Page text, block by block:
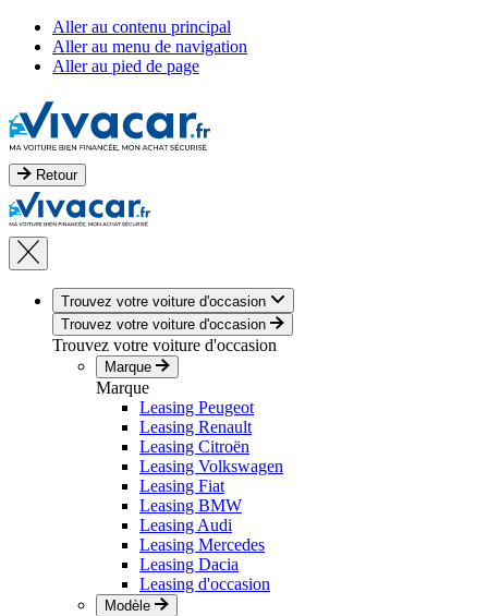
Aller au contenu principal
Aller au menu de navigation
Aller au pied de page
Retour
Trouvez votre voiture d'occasion
Trouvez votre voiture d'occasion
Trouvez votre voiture d'occasion
Marque
Marque
Leasing Peugeot
Leasing Renault
Leasing Citroën
Leasing Volkswagen
Leasing Fiat
Leasing BMW
Leasing Audi
Leasing Mercedes
Leasing Dacia
Leasing d'occasion
Modèle